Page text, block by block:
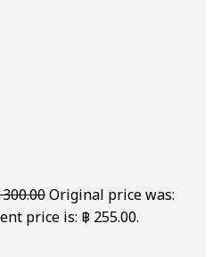
300.00Original price was:
price is: ฿ 255.00.